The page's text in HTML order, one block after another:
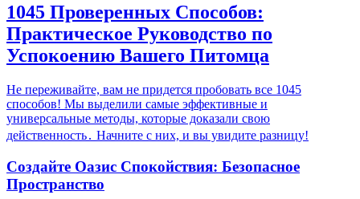
1045 Проверенных Способов:
Практическое Руководство по
Успокоению Вашего Питомца
Не переживайте, вам не придется пробовать все 1045
способов! Мы выделили самые эффективные и
универсальные методы, которые доказали свою
действенность․ Начните с них, и вы увидите разницу!
Создайте Оазис Спокойствия: Безопасное
Пространство